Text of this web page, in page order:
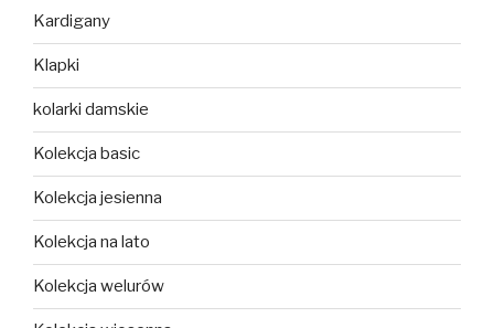
Kardigany
Klapki
kolarki damskie
Kolekcja basic
Kolekcja jesienna
Kolekcja na lato
Kolekcja welurów